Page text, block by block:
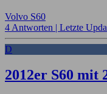
Volvo S60
4 Antworten | Letzte
D
2012er S60 mit